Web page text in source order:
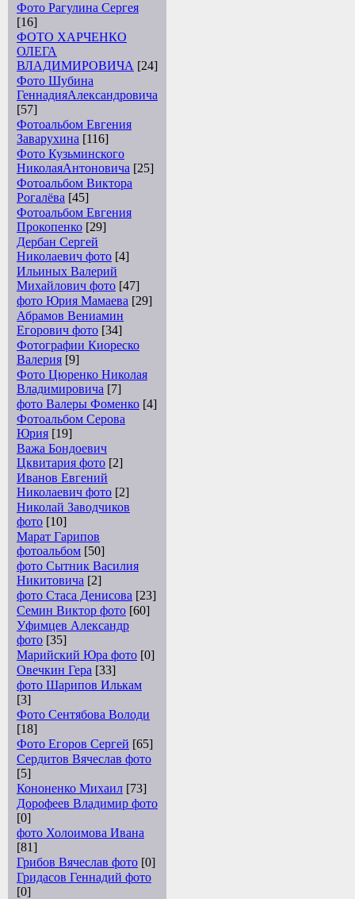
Фото Рагулина Сергея
[16]
ФОТО ХАРЧЕНКО
ОЛЕГА
ВЛАДИМИРОВИЧА [24]
Фото Шубина
ГеннадияАлександровича
[57]
Фотоальбом Евгения
Заварухина [116]
Фото Кузьминского
НиколаяАнтоновича [25]
Фотоальбом Виктора
Рогалёва [45]
Фотоальбом Евгения
Прокопенко [29]
Дербан Сергей
Николаевич фото [4]
Ильиных Валерий
Михайлович фото [47]
фото Юрия Мамаева [29]
Абрамов Вениамин
Егорович фото [34]
Фотографии Киореско
Валерия [9]
Фото Цюренко Николая
Владимировича [7]
фото Валеры Фоменко [4]
Фотоальбом Серова
Юрия [19]
Важа Бондоевич
Цквитария фото [2]
Иванов Евгений
Николаевич фото [2]
Николай Заводчиков
фото [10]
Марат Гарипов
фотоальбом [50]
фото Сытник Василия
Никитовича [2]
фото Стаса Денисова [23]
Семин Виктор фото [60]
Уфимцев Александр
фото [35]
Марийский Юра фото [0]
Овечкин Гера [33]
фото Шарипов Илькам
[3]
Фото Сентябова Володи
[18]
Фото Егоров Сергей [65]
Сердитов Вячеслав фото
[5]
Кононенко Михаил [73]
Дорофеев Владимир фото
[0]
фото Холоимова Ивана
[81]
Грибов Вячеслав фото [0]
Гридасов Геннадий фото
[0]